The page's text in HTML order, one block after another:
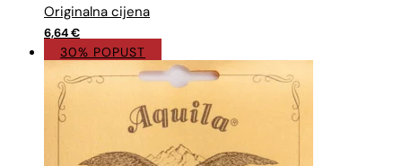
6,64€
je:
6,64 €.
4,65 €.
30% POPUST